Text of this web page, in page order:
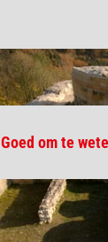
Goed om te